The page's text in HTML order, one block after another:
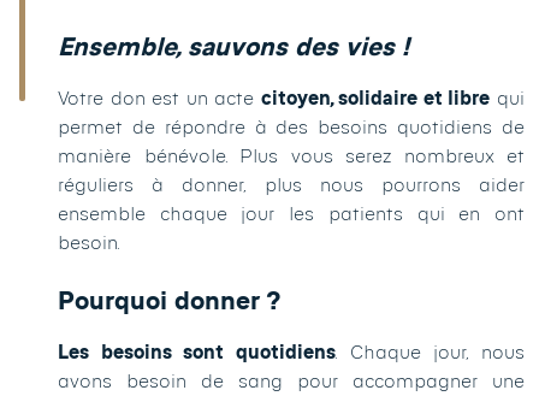
Ensemble, sauvons des vies !
Votre don est un acte citoyen, solidaire et libre qui
permet de répondre à des besoins quotidiens de
manière bénévole. Plus vous serez nombreux et
réguliers à donner, plus nous pourrons aider
ensemble chaque jour les patients qui en ont
besoin.
Pourquoi donner ?
Les besoins sont quotidiens. Chaque jour, nous
avons besoin de sang pour accompagner une